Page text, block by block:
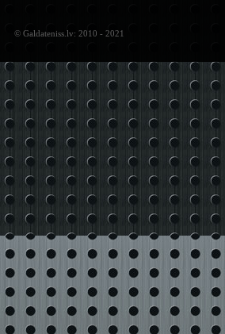
© Galdateniss.lv: 2010 - 2021